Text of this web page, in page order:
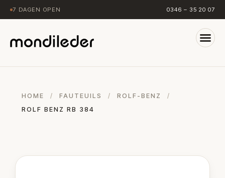
7 DAGEN OPEN 0346 – 35 20 07
HOME / FAUTEUILS / ROLF-BENZ
/
ROLF BENZ RB 384